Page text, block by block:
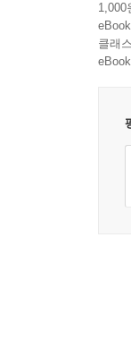
그리
죽었
가장
“제
‘나
무
이
1,000
클래